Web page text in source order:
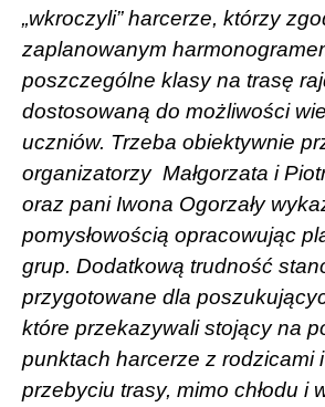
„wkroczyli” harcerze, którzy
zaplanowanym
poszczególne klasy na trasę
dostosowaną do możliwości
uczniów. Trzeba obiektywnie
organizatorzy Małgorzata i
oraz pani Iwona Ogorzały
pomysłowością opracowując
grup. Dodatkową trudność
przygotowane dla
które przekazywali stojący na
punktach harcerze z rodzicami
przebyciu trasy, mimo chłodu i